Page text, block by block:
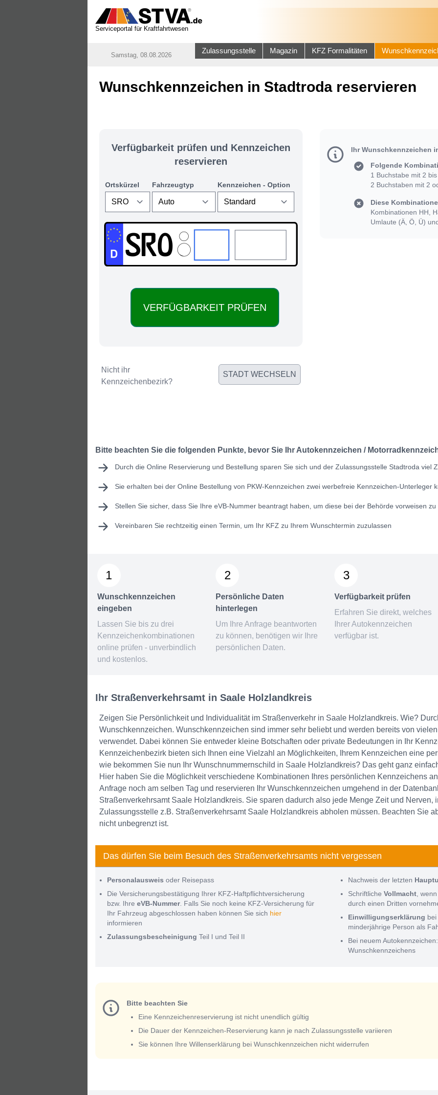
Serviceportal für Kraftfahrtwesen
Samstag, 08.08.2026
Zulassungsstelle Magazin KFZ Formalitäten
Wunschkennzeichen in Stadtroda reservieren
Verfügbarkeit prüfen und Kennzeichen
reservieren
Ortskürzel Fahrzeugtyp Kennzeichen - Option
SRO:
Nicht ihr
Kennzeichenbezirk?
STADT WECHSELN
Ihr Wunschkennzeichen
Folgende
1 Buchstabe mit 2
2 Buchstaben mit 2
Diese
Kombinationen HH,
Umlaute (Ä, Ö, Ü)
Bitte beachten Sie die folgenden Punkte, bevor Sie Ihr Autokennzeichen /
Durch die Online Reservierung und Bestellung sparen Sie sich und der Zulassungsstelle Stadtroda viel
Sie erhalten bei der Online Bestellung von PKW-Kennzeichen zwei werbefreie Kennzeichen-Unterleger
Stellen Sie sicher, dass Sie Ihre eVB-Nummerbeantragt haben, um diese bei der Behörde vorweisen zu
Vereinbaren Sie rechtzeitig einen Termin, um Ihr KFZ zu Ihrem Wunschtermin zuzulassen
1
Wunschkennzeichen
eingeben
Lassen Sie bis zu drei
Kennzeichenkombinationen
online prüfen - unverbindlich
und kostenlos.
2
Persönliche Daten
hinterlegen
Um Ihre Anfrage beantworten
zu können, benötigen wir Ihre
persönlichen Daten.
3
Verfügbarkeit prüfen
Erfahren Sie direkt, welches
Ihrer Autokennzeichen
verfügbar ist.
Ihr Straßenverkehrsamt in Saale Holzlandkreis
Zeigen Sie Persönlichkeit und Individualität im Straßenverkehr in Saale Holzlandkreis. Wie?
Wunschkennzeichen. Wunschkennzeichen sind immer sehr beliebt und werden bereits von
verwendet. Dabei können Sie entweder kleine Botschaften oder private Bedeutungen in Ihr
Kennzeichenbezirk bieten sich Ihnen eine Vielzahl an Möglichkeiten, Ihrem Kennzeichen eine
wie bekommen Sie nun Ihr Wunschnummernschild in Saale Holzlandkreis? Das geht ganz
Hier haben Sie die Möglichkeit verschiedene Kombinationen Ihres persönlichen Kennzeichens
Anfrage noch am selben Tag und reservieren Ihr Wunschkennzeichen umgehend in der
Straßenverkehrsamt Saale Holzlandkreis. Sie sparen dadurch also jede Menge Zeit und Nerven,
Zulassungsstelle z.B. Straßenverkehrsamt Saale Holzlandkreis abholen müssen. Beachten Sie
nicht unbegrenzt ist.
Das dürfen Sie beim Besuch des Straßenverkehrsamts nicht vergessen
Personalausweis oder Reisepass
Die Versicherungsbestätigung Ihrer KFZ-Haftpflichtversicherung
bzw. Ihre eVB-Nummer. Falls Sie noch keine KFZ-Versicherung für
Ihr Fahrzeug abgeschlossen haben können Sie sich hier
informieren
Zulassungsbescheinigung Teil I und Teil II
Nachweis der letzten
Schriftliche Vollmacht ,
durch einen Dritten
Einwilligungserklärung
minderjährige Person als
Bei neuem
Wunschkennzeichens
Bitte beachten Sie
Eine Kennzeichenreservierung ist nicht unendlich gültig
Die Dauer der Kennzeichen-Reservierung kann je nach Zulassungsstelle variieren
Sie können Ihre Willenserklärung bei Wunschkennzeichen nicht widerrufen